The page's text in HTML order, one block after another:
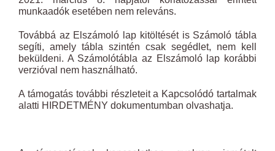
munkaadók esetében nem releváns.
Továbbá az Elszámoló lap kitöltését is Számoló tábla
segíti, amely tábla szintén csak segédlet, nem kell
beküldeni. A Számolótábla az Elszámoló lap korábbi
verzióval nem használható.
A támogatás további részleteit a Kapcsolódó tartalmak
alatti HIRDETMÉNY dokumentumban olvashatja.